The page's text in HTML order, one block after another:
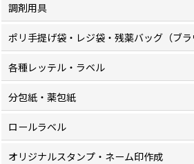
調剤用具
ポリ手提げ袋・レジ袋・残薬バッグ（ブラ
各種レッテル・ラベル
分包紙・薬包紙
ロールラベル
オリジナルスタンプ・ネーム印作成